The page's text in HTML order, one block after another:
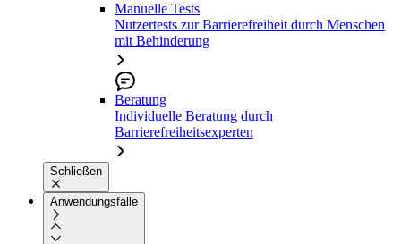
Manuelle Tests
Nutzertests zur Barrierefreiheit durch Menschen
mit Behinderung
Beratung
Individuelle Beratung durch
Barrierefreiheitsexperten
Schließen
Anwendungsfälle